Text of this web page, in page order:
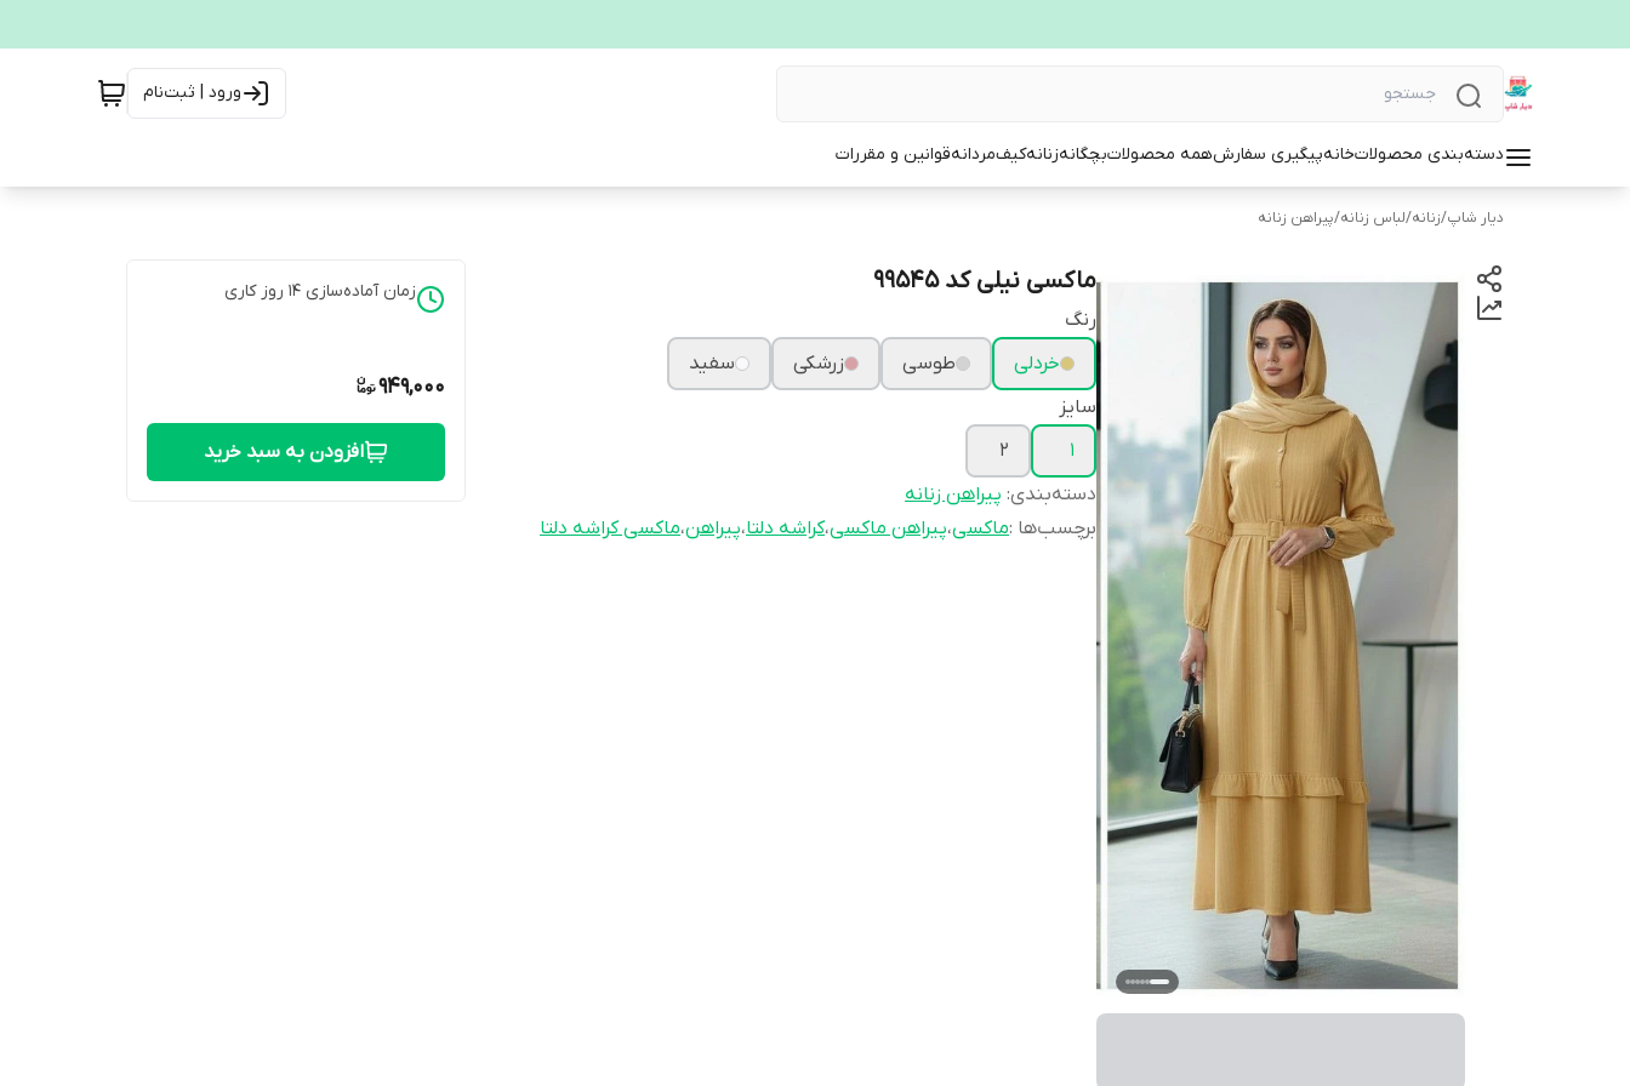
ورود | ثبت‌نام
دسته‌بندی محصولاتخانهپیگیری سفارشهمه محصولاتبچگانهزنانهکیفمردانهقوانین و مقررات
دیار شاپ/زنانه/لباس زنانه/پیراهن زنانه
ماکسی نیلی کد 99545
رنگ
خردلی
طوسی زرشکی
سفید
سایز
1
2
دسته‌بندی: پیراهن زنانه
برچسب‌ها :ماکسی،پیراهن ماکسی،کراشه دلتا،پیراهن،ماکسی کراشه دلتا
زمان آماده‌سازی 14 روز کاری
949,000
افزودن به سبد خرید